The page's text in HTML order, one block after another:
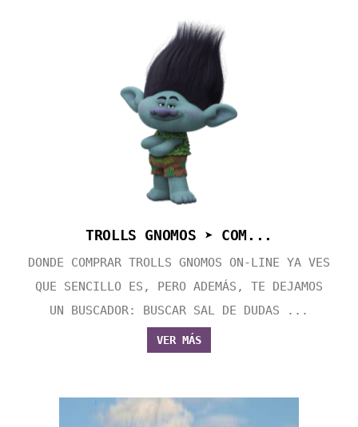
TROLLS GNOMOS ➤ COM...
DONDE COMPRAR TROLLS GNOMOS ON-LINE YA VES
QUE SENCILLO ES, PERO ADEMÁS, TE DEJAMOS
UN BUSCADOR: BUSCAR SAL DE DUDAS ...
VER MÁS